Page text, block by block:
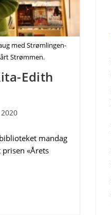
med Strømlingen-
Strømmen.
Edith
mandag
«Årets